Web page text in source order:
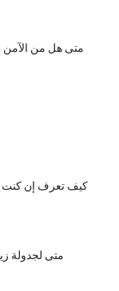
متى هل من الآمن
كيف تعرف إن كنت
متى لجدولة